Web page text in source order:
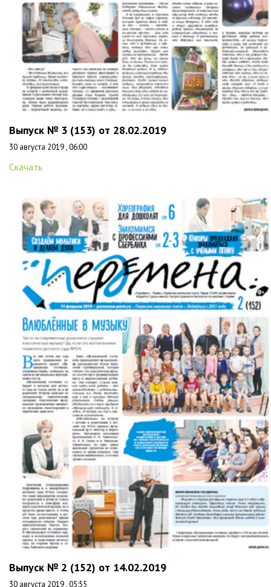
Выпуск № 3 (153) от 28.02.2019
30 августа 2019 , 06:00
Скачать
Выпуск № 2 (152) от 14.02.2019
30 августа 2019 , 05:55